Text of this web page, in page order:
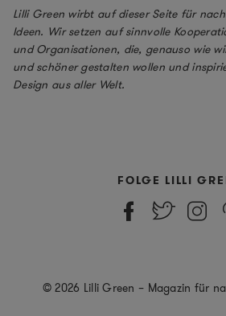
Lilli Green wirbt auf dieser Seite für
Ideen. Wir setzen auf sinnvolle
und Organisationen, die, genauso wie
und schöner gestalten wollen und
Design aus aller Welt.
FOLGE LILLI
© 2026 Lilli Green – Magazin für